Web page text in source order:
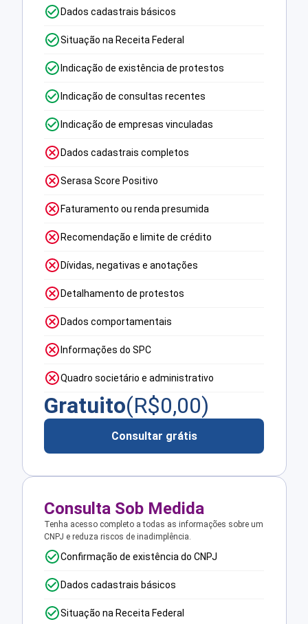
Dados cadastrais básicos
Situação na Receita Federal
Indicação de existência de protestos
Indicação de consultas recentes
Indicação de empresas vinculadas
Dados cadastrais completos
Serasa Score Positivo
Faturamento ou renda presumida
Recomendação e limite de crédito
Dívidas, negativas e anotações
Detalhamento de protestos
Dados comportamentais
Informações do SPC
Quadro societário e administrativo
Gratuito(R$0,00)
Consultar grátis
Consulta Sob Medida
Tenha acesso completo a todas as informações sobre um
CNPJ e reduza riscos de inadimplência.
Confirmação de existência do CNPJ
Dados cadastrais básicos
Situação na Receita Federal